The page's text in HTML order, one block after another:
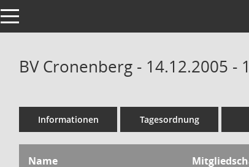
Toggle navigation
BV Cronenberg - 14.12.2005 -
Informationen Tagesordnung
Name